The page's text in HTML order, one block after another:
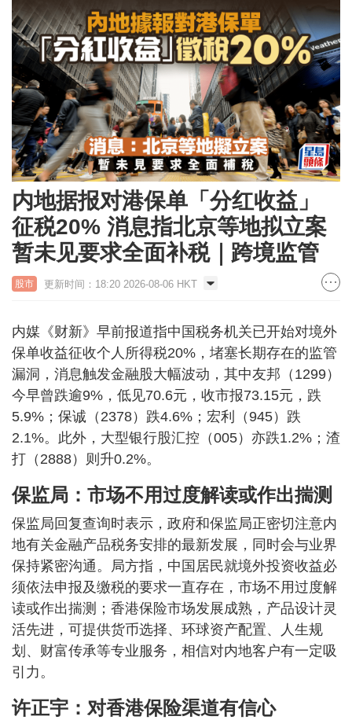
内地据报对港保单「分红收益」
征税20% 消息指北京等地拟立案
暂未见要求全面补税｜跨境监管
股市 更新时间：18:20 2026-08-06 HKT
内媒《财新》早前报道指中国税务机关已开始对境外
保单收益征收个人所得税20%，堵塞长期存在的监管
漏洞，消息触发金融股大幅波动，其中友邦（1299）
今早曾跌逾9%，低见70.6元，收市报73.15元，跌
5.9%；保诚（2378）跌4.6%；宏利（945）跌
2.1%。此外，大型银行股汇控（005）亦跌1.2%；渣
打（2888）则升0.2%。
保监局：市场不用过度解读或作出揣测
保监局回复查询时表示，政府和保监局正密切注意内
地有关金融产品税务安排的最新发展，同时会与业界
保持紧密沟通。局方指，中国居民就境外投资收益必
须依法申报及缴税的要求一直存在，市场不用过度解
读或作出揣测；香港保险市场发展成熟，产品设计灵
活先进，可提供货币选择、环球资产配置、人生规
划、财富传承等专业服务，相信对内地客户有一定吸
引力。
许正宇：对香港保险渠道有信心